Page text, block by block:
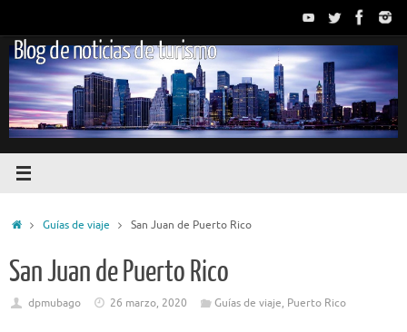
contenido
Blog de noticias de turismo
InicioGuías de viaje San Juan de Puerto Rico
San Juan de Puerto Rico
dpmubago 26 marzo, 2020 Guías de viaje, Puerto Rico